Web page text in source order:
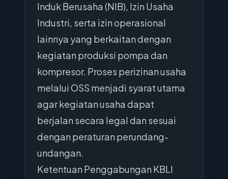
Induk Berusaha (NIB), Izin Usaha
Industri, serta izin operasional
lainnya yang berkaitan dengan
kegiatan produksi pompa dan
kompresor. Proses perizinan usaha
melalui OSS menjadi syarat utama
agar kegiatan usaha dapat
berjalan secara legal dan sesuai
dengan peraturan perundang-
undangan.
Ketentuan Penggabungan KBLI